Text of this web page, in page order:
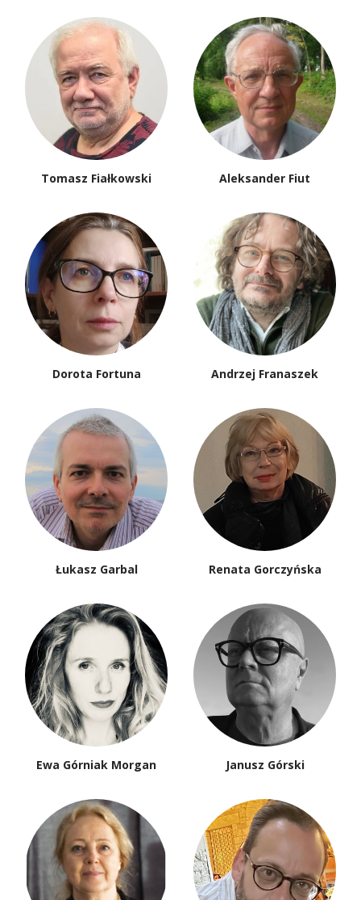
Tomasz Fiałkowski Aleksander Fiut
Dorota Fortuna Andrzej Franaszek
Łukasz Garbal Renata Gorczyńska
Ewa Górniak Morgan Janusz Górski